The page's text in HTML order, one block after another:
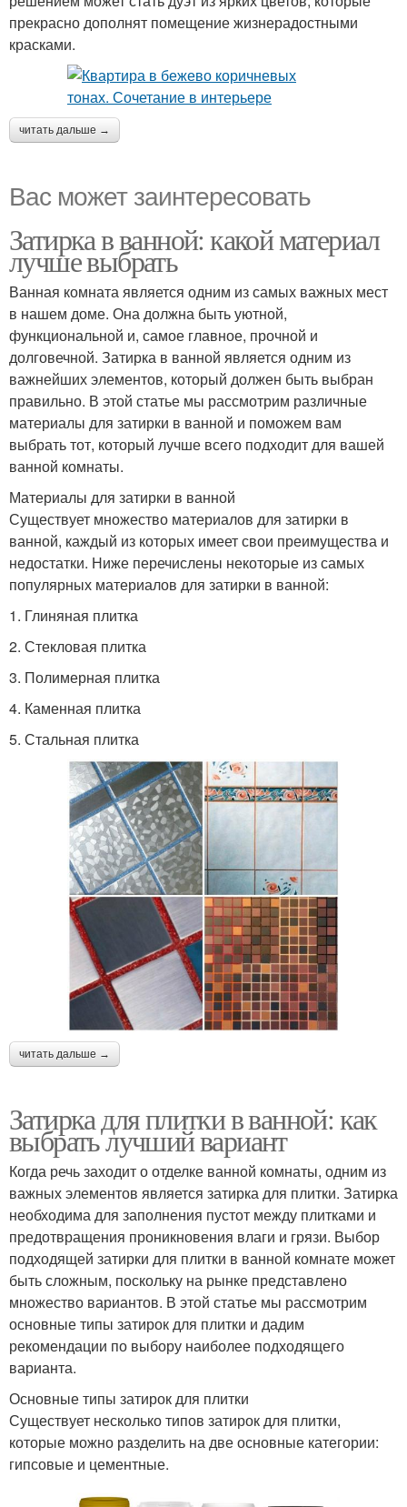
прекрасно дополнят помещение жизнерадостными
красками.
читать дальше →
Вас может заинтересовать
Затирка в ванной: какой материал
лучше выбрать
Ванная комната является одним из самых важных мест
в нашем доме. Она должна быть уютной,
функциональной и, самое главное, прочной и
долговечной. Затирка в ванной является одним из
важнейших элементов, который должен быть выбран
правильно. В этой статье мы рассмотрим различные
материалы для затирки в ванной и поможем вам
выбрать тот, который лучше всего подходит для вашей
ванной комнаты.
Материалы для затирки в ванной
Существует множество материалов для затирки в
ванной, каждый из которых имеет свои преимущества и
недостатки. Ниже перечислены некоторые из самых
популярных материалов для затирки в ванной:
1. Глиняная плитка
2. Стекловая плитка
3. Полимерная плитка
4. Каменная плитка
5. Стальная плитка
читать дальше →
Затирка для плитки в ванной: как
выбрать лучший вариант
Когда речь заходит о отделке ванной комнаты, одним из
важных элементов является затирка для плитки. Затирка
необходима для заполнения пустот между плитками и
предотвращения проникновения влаги и грязи. Выбор
подходящей затирки для плитки в ванной комнате может
быть сложным, поскольку на рынке представлено
множество вариантов. В этой статье мы рассмотрим
основные типы затирок для плитки и дадим
рекомендации по выбору наиболее подходящего
варианта.
Основные типы затирок для плитки
Существует несколько типов затирок для плитки,
которые можно разделить на две основные категории:
гипсовые и цементные.